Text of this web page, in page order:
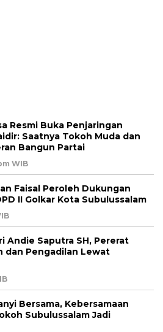
Resmi Buka Penjaringan
Saatnya Tokoh Muda dan
Bangun Partai
WIB
Faisal Peroleh Dukungan
II Golkar Kota Subulussalam
Andie Saputra SH, Pererat
dan Pengadilan Lewat
Bersama, Kebersamaan
Subulussalam Jadi